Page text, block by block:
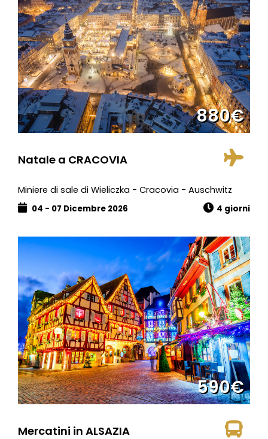
880€
Natale a CRACOVIA
Miniere di sale di Wieliczka - Cracovia - Auschwitz
04 - 07 Dicembre 2026 4 giorni
590€
Mercatini in ALSAZIA